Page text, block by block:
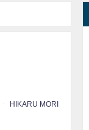
HIKARU MORI